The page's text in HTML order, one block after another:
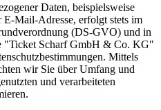
Daten, beispielsweise
Mail-Adresse, erfolgt stets im
(DS-GVO) und in
"Ticket Scharf GmbH & Co. KG"
Mittels
wir Sie über Umfang und
und verarbeiteten